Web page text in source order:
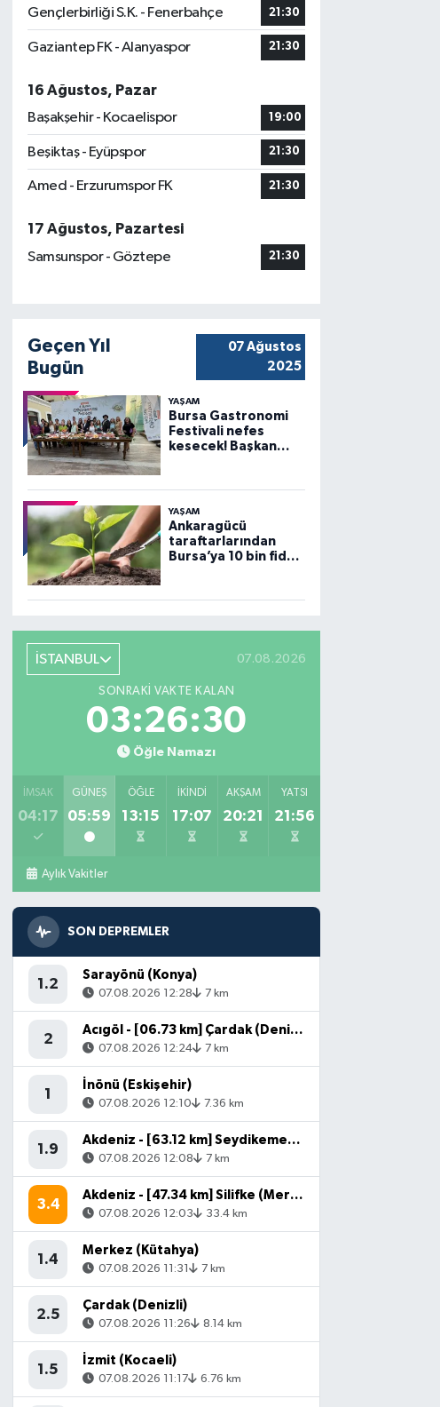
Gençlerbirliği S.K. - Fenerbahçe 21:30
Gaziantep FK - Alanyaspor 21:30
16 Ağustos, Pazar
Başakşehir - Kocaelispor
19:00
Beşiktaş - Eyüpspor 21:30
Amed - Erzurumspor FK 21:30
17 Ağustos, Pazartesi
Samsunspor - Göztepe
21:30
Geçen Yıl
Bugün
07 Ağustos
2025
YAŞAM
Bursa Gastronomi
Festivali nefes
kesecek! Başkan
açıklama
YAŞAM
Ankaragücü
taraftarlarından
Bursa’ya 10 bin fidan
İSTANBUL 07.08.2026
SONRAKI VAKTE KALAN
03:26:29
Öğle Namazı
İMSAK
04:17
GÜNEŞ
05:59
ÖĞLE
13:15
İKINDI
17:07
AKŞAM
20:21
YATSI
21:56
Aylık Vakitler
SON DEPREMLER
1.2
Sarayönü (Konya)
07.08.2026 12:28 7 km
2
Acıgöl - [06.73 km] Çardak (Denizli)
07.08.2026 12:24 7 km
1
İnönü (Eskişehir)
07.08.2026 12:10 7.36 km
1.9
Akdeniz - [63.12 km] Seydikemer (Muğla)
07.08.2026 12:08 7 km
3.4
Akdeniz - [47.34 km] Silifke (Mersin)
07.08.2026 12:03 33.4 km
1.4
Merkez (Kütahya)
07.08.2026 11:31 7 km
2.5
Çardak (Denizli)
07.08.2026 11:26 8.14 km
1.5
İzmit (Kocaeli)
07.08.2026 11:17 6.76 km